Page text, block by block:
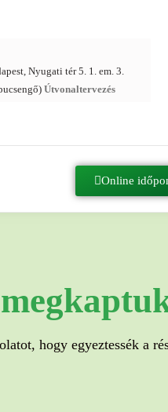
Nyugati tér 5. 1. em. 3.
Útvonaltervezés
Online
hogy egyeztessék a